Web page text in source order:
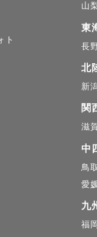
ト
山
東
長
北
新
関
滋
中
鳥
愛
九
福